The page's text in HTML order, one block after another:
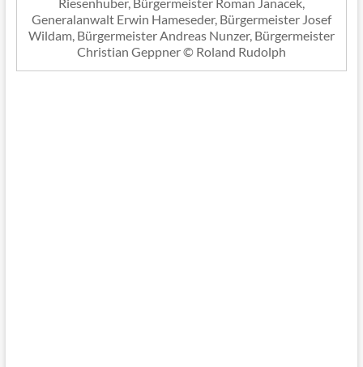
Generalanwalt Erwin Hameseder, Bürgermeister Josef
Wildam, Bürgermeister Andreas Nunzer, Bürgermeister
Christian Geppner © Roland Rudolph